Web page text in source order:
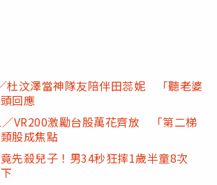
杜汶澤當神隊友陪伴田蕊妮 「聽老婆
回應
VR200激勵台股萬花齊放 「第二梯
股成焦點
先殺兒子！男34秒狂摔1歲半童8次